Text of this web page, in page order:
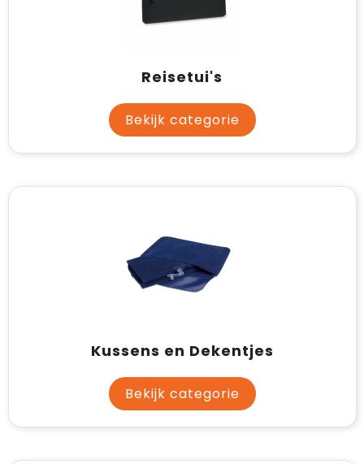
Reisetui's
Bekijk categorie
Kussens en Dekentjes
Bekijk categorie